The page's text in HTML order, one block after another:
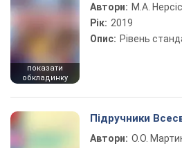
показати
обкладинку
Автори: М.А.
Рік: 2019
Опис: Рівень
Підручники
Автори: О.О.